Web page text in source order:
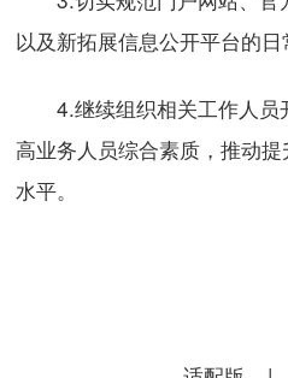
以及新拓展信息公开平台的日
4.继续组织相关工作人员
高业务人员综合素质，推动
水平。